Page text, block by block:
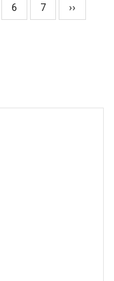
Page
6 Page
7
Nächste
Seite
››